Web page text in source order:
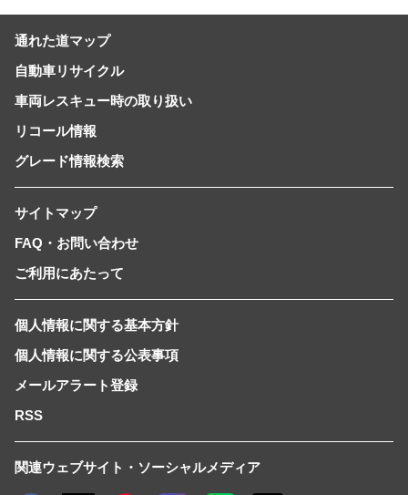
通れた道マップ
自動車リサイクル
車両レスキュー時の取り扱い
リコール情報
グレード情報検索
サイトマップ
FAQ・お問い合わせ
ご利用にあたって
個人情報に関する基本方針
個人情報に関する公表事項
メールアラート登録
RSS
関連ウェブサイト・ソーシャルメディア